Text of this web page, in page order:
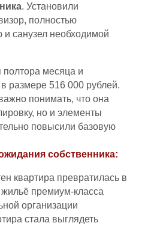
. Установили
полностью
и санузел необходимой
полтора месяца и
размере 516 000 рублей.
понимать, что она
но и элементы
повысили базовую
собственника:
квартира превратилась в
премиум-класса
организации
стала выглядеть